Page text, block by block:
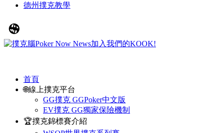
德州撲克教學
首頁
🌐線上撲克平台
GG撲克 GGPoker中文版
EV撲克 GG獨家保險機制
🏆撲克錦標賽介紹